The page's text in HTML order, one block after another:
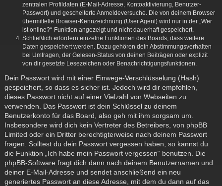
zentralen Profildaten (E-Mail-Adresse, Kontoaktivierung, Benutzer-
Passwort) und gescheiterte Anmeldeversuche. Die von deinem Browser
übermittelte Browser-Kennzeichnung (User Agent) wird nur in der „Wer
ist online?“-Funktion angezeigt und nicht dauerhaft gespeichert.
Schließlich erfordern einzelne Funktionen des Boards, dass weitere
Daten gespeichert werden. Dazu gehören dein Abstimmungsverhalten
bei Umfragen, der Gelesen-Status von deinen Beiträgen oder explizit
von dir gesetzte Lesezeichen oder Benachrichtigungsfunktionen.
Dein Passwort wird mit einer Einwege-Verschlüsselung (Hash)
gespeichert, so dass es sicher ist. Jedoch wird dir empfohlen,
dieses Passwort nicht auf einer Vielzahl von Webseiten zu
verwenden. Das Passwort ist dein Schlüssel zu deinem
Benutzerkonto für das Board, also geh mit ihm sorgsam um.
Insbesondere wird dich kein Vertreter des Betreibers, von phpBB
Limited oder ein Dritter berechtigterweise nach deinem Passwort
fragen. Solltest du dein Passwort vergessen haben, so kannst du
die Funktion „Ich habe mein Passwort vergessen“ benutzen. Die
phpBB-Software fragt dich dann nach deinem Benutzernamen und
deiner E-Mail-Adresse und sendet anschließend ein neu
generiertes Passwort an diese Adresse, mit dem du dann auf das